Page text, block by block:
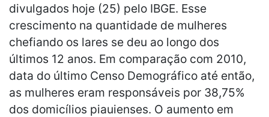
divulgados hoje (25) pelo IBGE. Esse
crescimento na quantidade de mulheres
chefiando os lares se deu ao longo dos
últimos 12 anos. Em comparação com 2010,
data do último Censo Demográfico até então,
as mulheres eram responsáveis por 38,75%
dos domicílios piauienses. O aumento em